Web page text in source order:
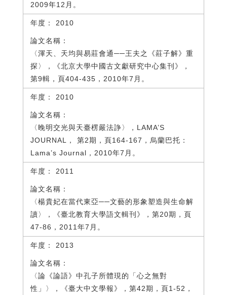
2009年12月。
2010
〈渾天、天均與易莊會通──王夫之《莊子解》重
探〉，《北京大學中國古文獻研究中心集刊》，
第9輯，頁404-435，2010年7月。
2010
〈晚明交光與天臺楞嚴法諍〉，LAMA’S
JOURNAL， 第2期，頁164-167，烏蘭巴托：
Lama’s Journal，2010年7月。
2011
〈楊貴妃在當代東亞──文藝的形象塑造與生命解
讀〉，《臺北教育大學語文輯刊》，第20期，頁
47-86，2011年7月。
2013
〈論《論語》中孔子所體現的「心之無對
性」〉，《臺大中文學報》，第42期，頁1-52，